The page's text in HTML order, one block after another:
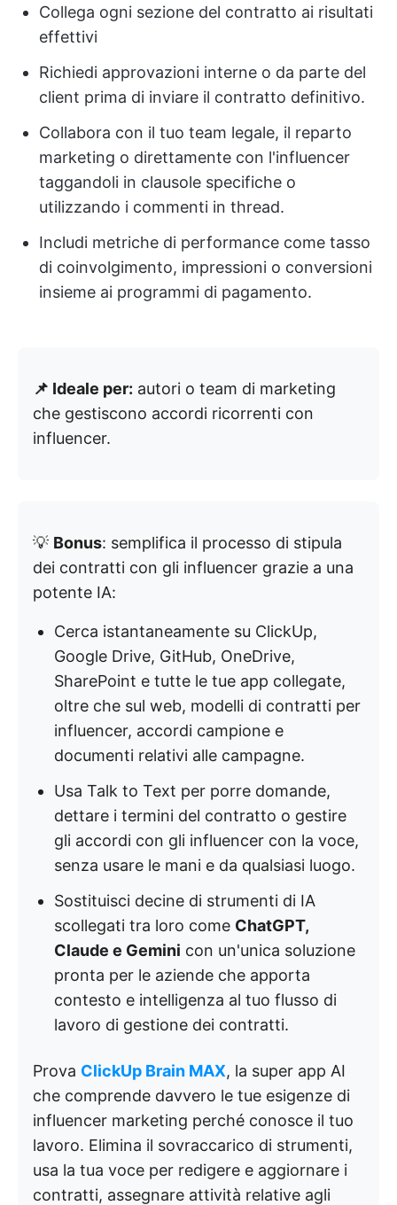
Collega ogni sezione del contratto ai risultati
effettivi
Richiedi approvazioni interne o da parte del
client prima di inviare il contratto definitivo.
Collabora con il tuo team legale, il reparto
marketing o direttamente con l'influencer
taggandoli in clausole specifiche o
utilizzando i commenti in thread.
Includi metriche di performance come tasso
di coinvolgimento, impressioni o conversioni
insieme ai programmi di pagamento.
📌 Ideale per: autori o team di marketing
che gestiscono accordi ricorrenti con
influencer.
💡 Bonus: semplifica il processo di stipula
dei contratti con gli influencer grazie a una
potente IA:
Cerca istantaneamente su ClickUp,
Google Drive, GitHub, OneDrive,
SharePoint e tutte le tue app collegate,
oltre che sul web, modelli di contratti per
influencer, accordi campione e
documenti relativi alle campagne.
Usa Talk to Text per porre domande,
dettare i termini del contratto o gestire
gli accordi con gli influencer con la voce,
senza usare le mani e da qualsiasi luogo.
Sostituisci decine di strumenti di IA
scollegati tra loro come ChatGPT,
Claude e Gemini con un'unica soluzione
pronta per le aziende che apporta
contesto e intelligenza al tuo flusso di
lavoro di gestione dei contratti.
Prova ClickUp Brain MAX, la super app AI
che comprende davvero le tue esigenze di
influencer marketing perché conosce il tuo
lavoro. Elimina il sovraccarico di strumenti,
usa la tua voce per redigere e aggiornare i
contratti, assegnare attività relative agli